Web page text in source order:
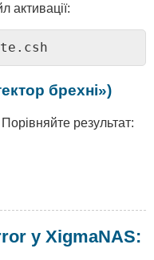
активації:
брехні»)
Порівняйте результат:
у XigmaNAS: